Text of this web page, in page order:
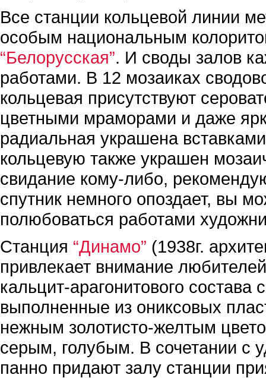
Все станции кольцевой линии
особым национальным
“Белорусская”. И своды залов
работами. В 12 мозаиках
кольцевая присутствуют
цветными мраморами и даже
радиальная украшена
кольцевую также украшен
свидание кому-либо,
спутник немного опоздает, вы
полюбоваться работами
Станция “Динамо” (1938г.
привлекает внимание
кальцит-арагонитового
выполненные из ониксовых
нежным золотисто-желтым
серым, голубым. В сочетании с
панно придают залу станции